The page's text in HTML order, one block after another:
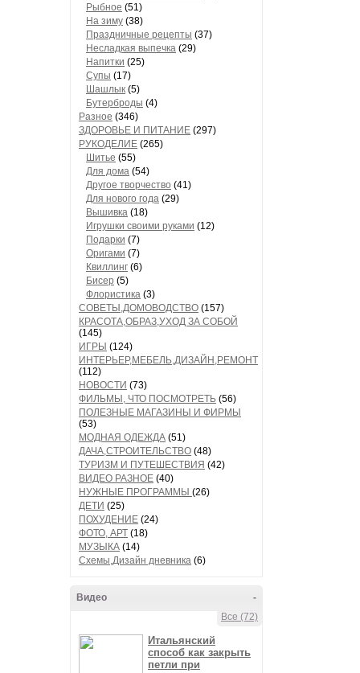
Рыбное (51)
На зиму (38)
Праздничные рецепты (37)
Несладкая выпечка (29)
Напитки (25)
Супы (17)
Шашлык (5)
Бутерброды (4)
Разное (346)
ЗДОРОВЬЕ И ПИТАНИЕ (297)
РУКОДЕЛИЕ (265)
Шитье (55)
Для дома (54)
Другое творчество (41)
Для нового года (29)
Вышивка (18)
Игрушки своими руками (12)
Подарки (7)
Оригами (7)
Квиллинг (6)
Бисер (5)
Флористика (3)
СОВЕТЫ,ДОМОВОДСТВО (157)
КРАСОТА,ОБРАЗ,УХОД ЗА СОБОЙ
(145)
ИГРЫ (124)
ИНТЕРЬЕР,МЕБЕЛЬ,ДИЗАЙН,РЕМОНТ
(112)
НОВОСТИ (73)
ФИЛЬМЫ, ЧТО ПОСМОТРЕТЬ (56)
ПОЛЕЗНЫЕ МАГАЗИНЫ И ФИРМЫ
(53)
МОДНАЯ ОДЕЖДА (51)
ДАЧА,СТРОИТЕЛЬСТВО (48)
ТУРИЗМ И ПУТЕШЕСТВИЯ (42)
ВИДЕО РАЗНОЕ (40)
НУЖНЫЕ ПРОГРАММЫ (26)
ДЕТИ (25)
ПОХУДЕНИЕ (24)
ФОТО, АРТ (18)
МУЗЫКА (14)
Схемы,Дизайн дневника (6)
-
Видео
Все (72)
Итальянский
способ как закрыть
петли при